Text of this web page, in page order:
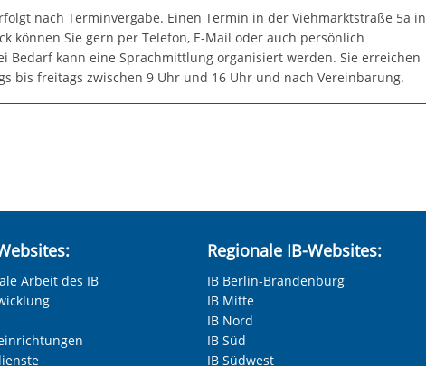
nach Terminvergabe. Einen Termin in der Viehmarktstraße 5a in
können Sie gern per Telefon, E-Mail oder auch persönlich
Bedarf kann eine Sprachmittlung organisiert werden. Sie erreichen
bis freitags zwischen 9 Uhr und 16 Uhr und nach Vereinbarung.
Arbeit des IB
Regionale IB-Websites:
IB Berlin-Brandenburg
IB Mitte
IB Nord
IB Süd
IB Südwest